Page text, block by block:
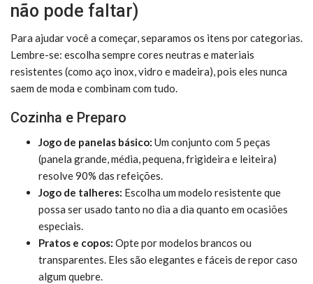
não pode faltar)
Para ajudar você a começar, separamos os itens por categorias.
Lembre-se: escolha sempre cores neutras e materiais
resistentes (como aço inox, vidro e madeira), pois eles nunca
saem de moda e combinam com tudo.
Cozinha e Preparo
Jogo de panelas básico: Um conjunto com 5 peças
(panela grande, média, pequena, frigideira e leiteira)
resolve 90% das refeições.
Jogo de talheres: Escolha um modelo resistente que
possa ser usado tanto no dia a dia quanto em ocasiões
especiais.
Pratos e copos: Opte por modelos brancos ou
transparentes. Eles são elegantes e fáceis de repor caso
algum quebre.